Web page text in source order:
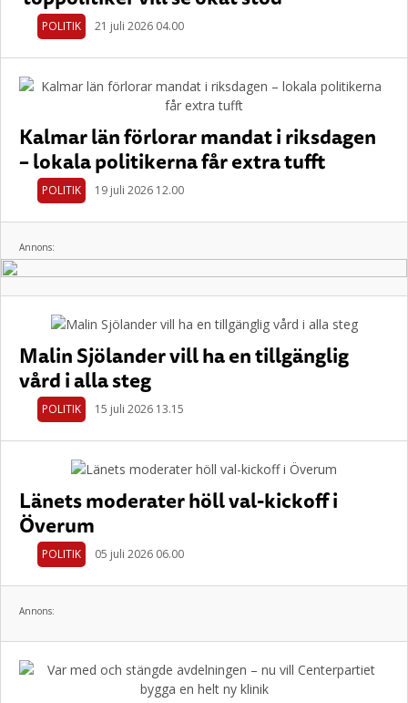
POLITIK 21 juli 2026 04.00
Kalmar län förlorar mandat i riksdagen
– lokala politikerna får extra tufft
POLITIK 19 juli 2026 12.00
Annons:
Malin Sjölander vill ha en tillgänglig
vård i alla steg
POLITIK 15 juli 2026 13.15
Länets moderater höll val-kickoff i
Överum
POLITIK 05 juli 2026 06.00
Annons: